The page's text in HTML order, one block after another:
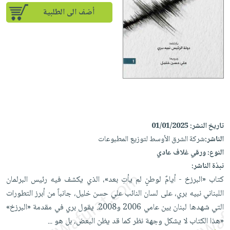
إختياراتنا
صندوق
القراءة
iKitab
يتكرر
على
Android
تحميل
iKitab
على
Apple
أسئلة
تحميل
masmu3
على
masmu3
على
Apple
المواضيع
إختياراتنا
وسائل
القراءة
جوائز
تعليمية
والعناية
جديد
العناية
الشخصية
العناية
وتصفيف
الشعر
العناية
بالجسم
المطبخ
والسفرة
جديد
الكل
أواني
الطهي
أدوات
متجر
الهدايا
أقسام
أضف الى الطلبية
تاريخ النشر:01/01/2025
الناشر:شركة الشرق الأوسط لتوزيع المطبوعات
النوع:ورقي غلاف عادي
نبذة الناشر:
كتاب «البرزخ - أيامٌ لوطنٍ لم يأتِ بعد»، الذي يكشف فيه رئيس البرلمان
اللبناني نبيه بري، على لسان النائب علي حسن خليل، جانباً من أبرز التطورات
التي شهدها لبنان بين عامي 2006 و2008. يقول بري في مقدمة «البرزخ»
«هذا الكتاب لا يشكل وجهة نظر كما قد يظن البعض، بل هو...